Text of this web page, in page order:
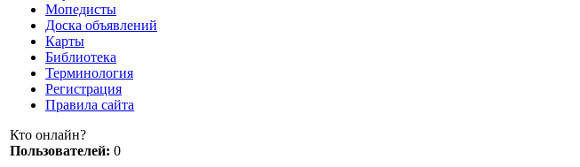
Мопедисты
Доска объявлений
Карты
Библиотека
Терминология
Регистрация
Правила сайта
Кто онлайн?
Пользователей: 0